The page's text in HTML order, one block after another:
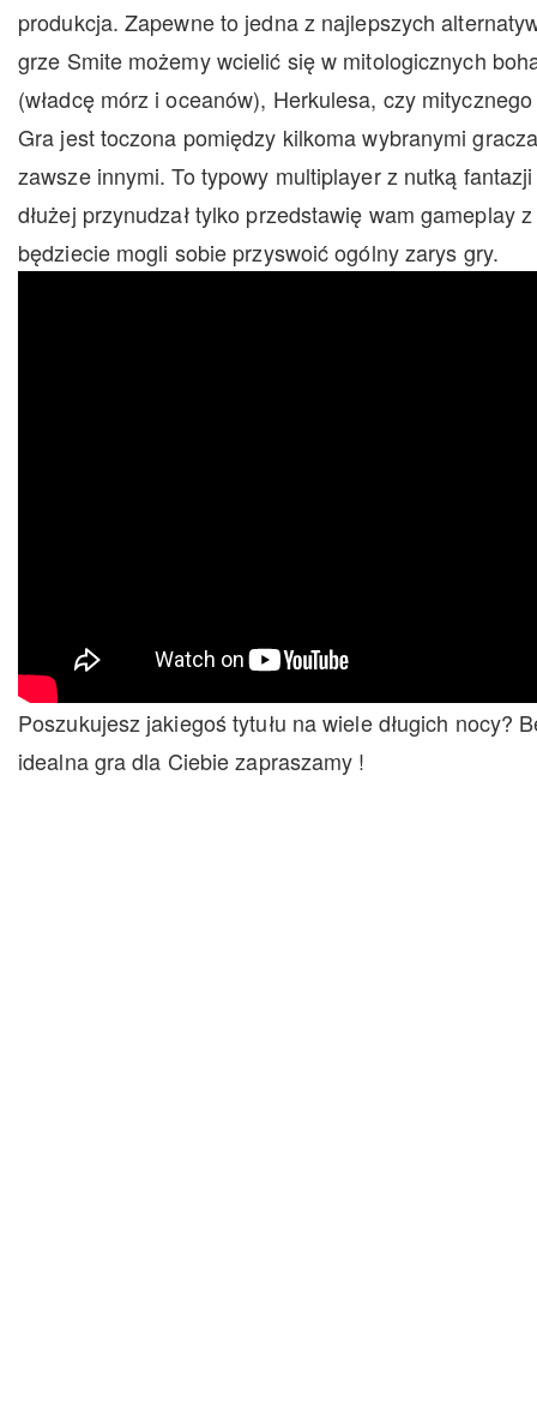
produkcja. Zapewne to jedna z najlepszych
grze Smite możemy wcielić się w mitologicznych
(władcę mórz i oceanów), Herkulesa, czy
Gra jest toczona pomiędzy kilkoma wybranymi
zawsze innymi. To typowy multiplayer z nutką
dłużej przynudzał tylko przedstawię wam gameplay
będziecie mogli sobie przyswoić ogólny zarys gry.
Poszukujesz jakiegoś tytułu na wiele długich nocy?
idealna gra dla Ciebie zapraszamy !